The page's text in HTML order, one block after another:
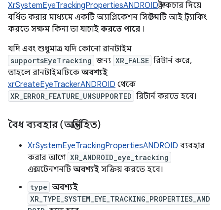
XrSystemEyeTrackingPropertiesANDROIDস্ট্রাকচার দিয়ে
বর্ধিত করার মাধ্যমে একটি অ্যাপ্লিকেশন সিস্টেমটি আই ট্র্যাকিং
করতে সক্ষম কিনা তা যাচাই করতে পারে ।
যদি এবং শুধুমাত্র যদি কোনো রানটাইম
supportsEyeTracking জন্য XR_FALSE রিটার্ন করে,
তাহলে রানটাইমটিকে অবশ্যই
xrCreateEyeTrackerANDROID থেকে
XR_ERROR_FEATURE_UNSUPPORTED রিটার্ন করতে হবে।
বৈধ ব্যবহার (অন্তর্নিহিত)
XrSystemEyeTrackingPropertiesANDROID ব্যবহার
করার আগে XR_ANDROID_eye_tracking
এক্সটেনশনটি অবশ্যই সক্রিয় করতে হবে।
type অবশ্যই
XR_TYPE_SYSTEM_EYE_TRACKING_PROPERTIES_AND